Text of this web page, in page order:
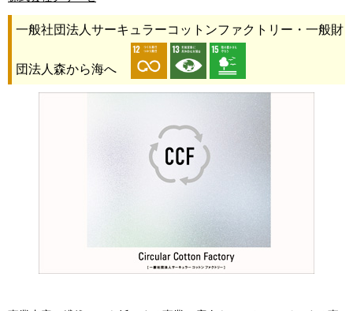
一般社団法人サーキュラーコットンファクトリー・一般財
団法人森から海へ